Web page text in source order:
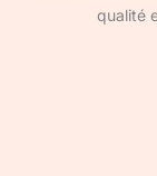
qualité